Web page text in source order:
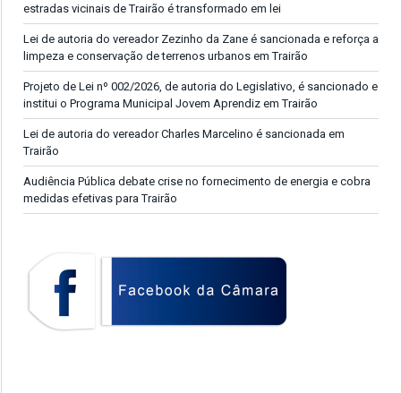
estradas vicinais de Trairão é transformado em lei
Lei de autoria do vereador Zezinho da Zane é sancionada e reforça a
limpeza e conservação de terrenos urbanos em Trairão
Projeto de Lei nº 002/2026, de autoria do Legislativo, é sancionado e
institui o Programa Municipal Jovem Aprendiz em Trairão
Lei de autoria do vereador Charles Marcelino é sancionada em
Trairão
Audiência Pública debate crise no fornecimento de energia e cobra
medidas efetivas para Trairão